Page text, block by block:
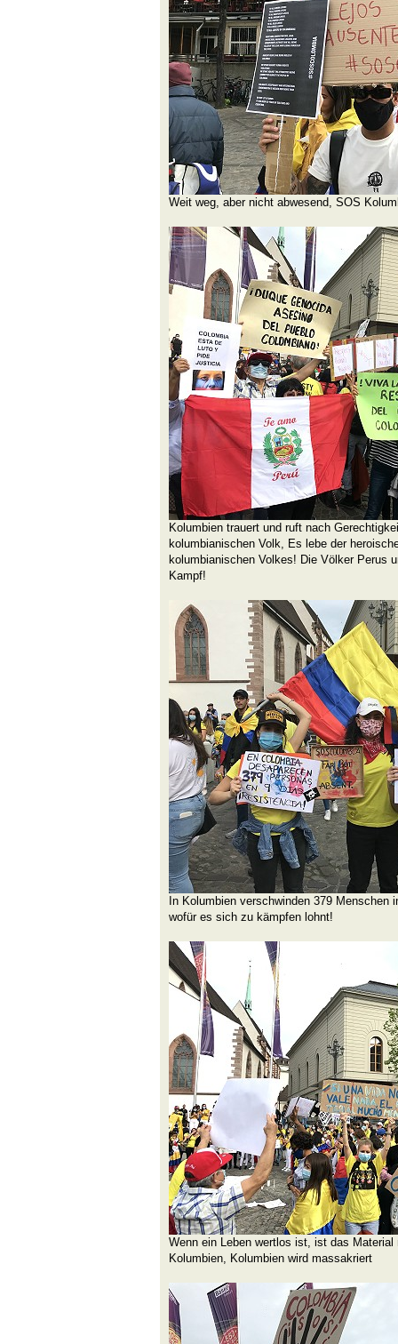
Weit weg, aber nicht abwesend, SOS
Kolumbien trauert und ruft nach
kolumbianischen Volk, Es lebe der
kolumbianischen Volkes! Die Völker Perus
Kampf!
In Kolumbien verschwinden 379 Menschen
wofür es sich zu kämpfen lohnt!
Wenn ein Leben wertlos ist, ist das
Kolumbien, Kolumbien wird massakriert